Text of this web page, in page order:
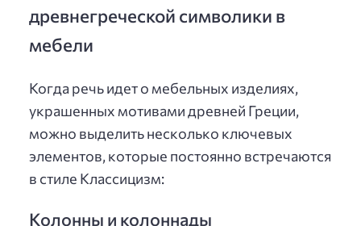
древнегреческой символики в
мебели
Когда речь идет о мебельных изделиях,
украшенных мотивами древней Греции,
можно выделить несколько ключевых
элементов, которые постоянно встречаются
в стиле Классицизм:
Колонны и колоннады